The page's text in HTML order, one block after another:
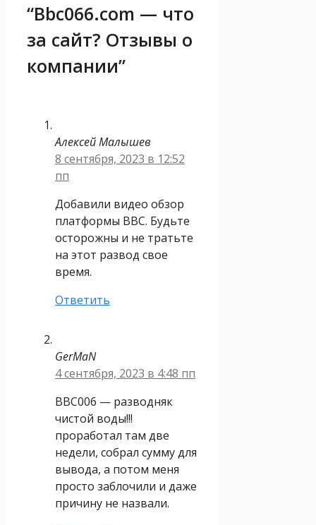
“Bbc066.com — что
за сайт? Отзывы о
компании”
Алексей Малышев
8 сентября, 2023 в 12:52
пп
Добавили видео обзор
платформы BBC. Будьте
осторожны и не тратьте
на этот развод свое
время.
Ответить
GerMaN
4 сентября, 2023 в 4:48 пп
BBC006 — разводняк
чистой воды!!!
проработал там две
недели, собрал сумму для
вывода, а потом меня
просто заблочили и даже
причину не назвали.